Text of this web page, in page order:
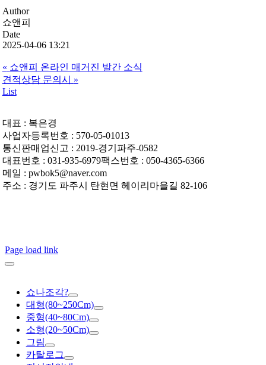
Author
쇼앤피
Date
2025-04-06 13:21
« 쇼앤피 온라인 매거진 발간 소식
견적상담 문의시
»
List
대표 : 복은경
사업자등록번호 : 570-05-01013
통신판매업신고 : 2019-경기파주-0582
대표번호 : 031-935-6979팩스번호 : 050-4365-6366
메일 : pwbok5@naver.com
주소 : 경기도 파주시 탄현면 헤이리마을길 82-106
Page load link
쇼나조각?
대형(80~250Cm)
중형(40~80Cm)
소형(20~50Cm)
그림
카탈로그